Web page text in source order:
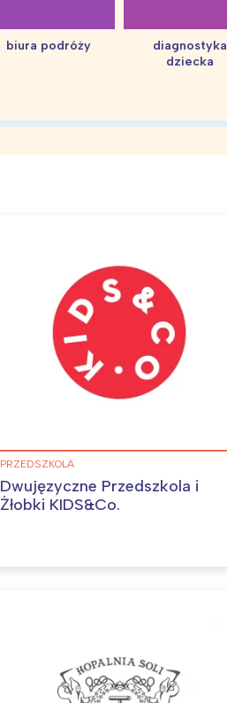
biura podróży
diagnostyka
dziecka
PRZEDSZKOLA
Dwujęzyczne Przedszkola i
Żłobki KIDS&Co.